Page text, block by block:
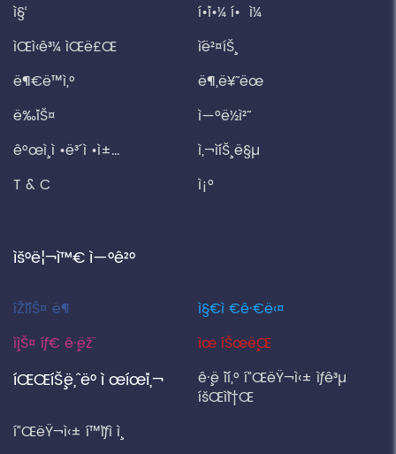
ì§‘
í•´ì•¼ í• ì¼
ìŒì‹ê³¼ ìŒë£Œ
ì´ë²¤íŠ¸
ë¶€ë™ì‚°
ë¶„ë¥˜ ëœ
ë‰´ìŠ¤
ì—°ë½ì²˜
ê°œì¸ ì •ë³´ ì •ì±…
ì‚¬ì´íŠ¸ ë§µ
T & C
ì¡°
ìš°ë¦¬ì™€ ì—°ê²°
íŽ˜ì´ìŠ¤ ë¶
ì§€ì €ê·€ë‹¤
ì¸ìŠ¤ íƒ€ ê·¸ëž¨
ìœ íŠœë¸Œ
íŒŒíŠ¸ë„ˆ ë° ì œíœ´ì‚¬
ê·¸ë ˆì´í„° í”ŒëŸ¬ì‹± ìƒê³µ
íšŒì˜ì†Œ
í”ŒëŸ¬ì‹± í™˜ìƒì ì¸